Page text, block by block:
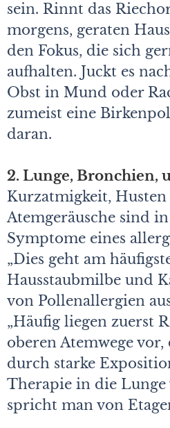
sein. Rinnt das
morgens, geraten
den Fokus, die sich
aufhalten. Juckt es
Obst in Mund oder
zumeist eine
daran.
2. Lunge, Bronchien,
Kurzatmigkeit, Husten
Atemgeräusche sind
Symptome eines
„Dies geht am
Hausstaubmilbe und
von Pollenallergien
„Häufig liegen zuerst
oberen Atemwege
durch starke
Therapie in die Lunge
spricht man von